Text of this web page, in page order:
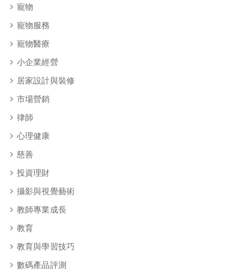
寵物
寵物服務
寵物醫療
小企業經營
居家設計與裝修
市場營銷
律師
心理健康
慈善
投資理財
攝影與視覺藝術
教師專業成長
教育
教育與學習技巧
數碼產品評測